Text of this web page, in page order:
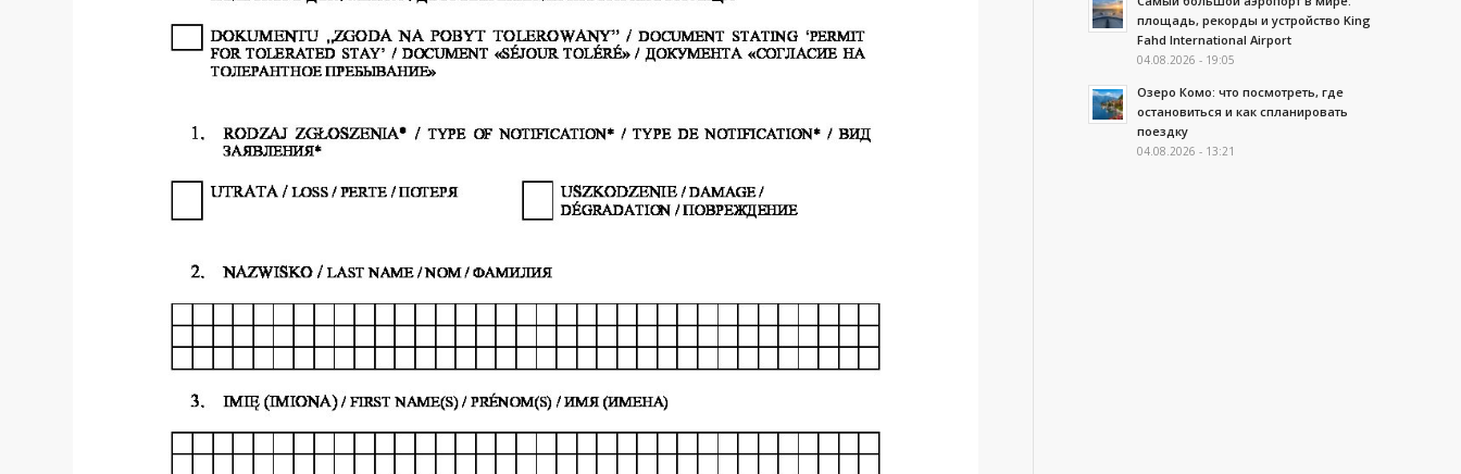
площадь, рекорды и устройство King
Fahd International Airport
04.08.2026 - 19:05
Озеро Комо: что посмотреть, где
остановиться и как спланировать
поездку
04.08.2026 - 13:21